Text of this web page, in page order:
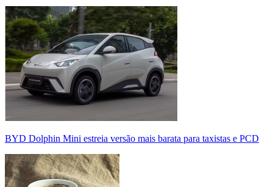
BYD Dolphin Mini estreia versão mais barata para taxistas e PCD